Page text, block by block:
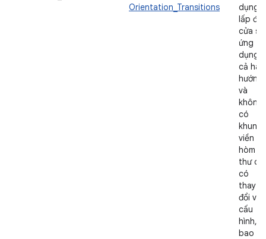
Orientation_Transitions
dụng
lấp đầy
cửa sổ
ứng
dụng ở
cả hai
hướng
và
không
có
khung
viền
hòm
thư do
có
thay
đổi về
cấu
hình,
bao